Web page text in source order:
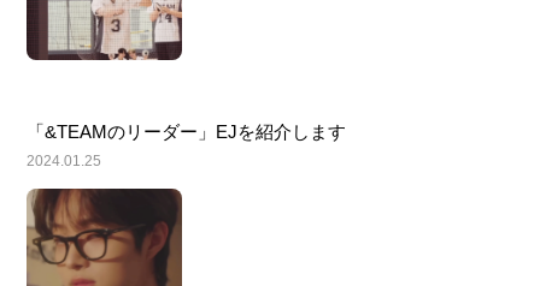
「&TEAMのリーダー」EJを紹介します
2024.01.25